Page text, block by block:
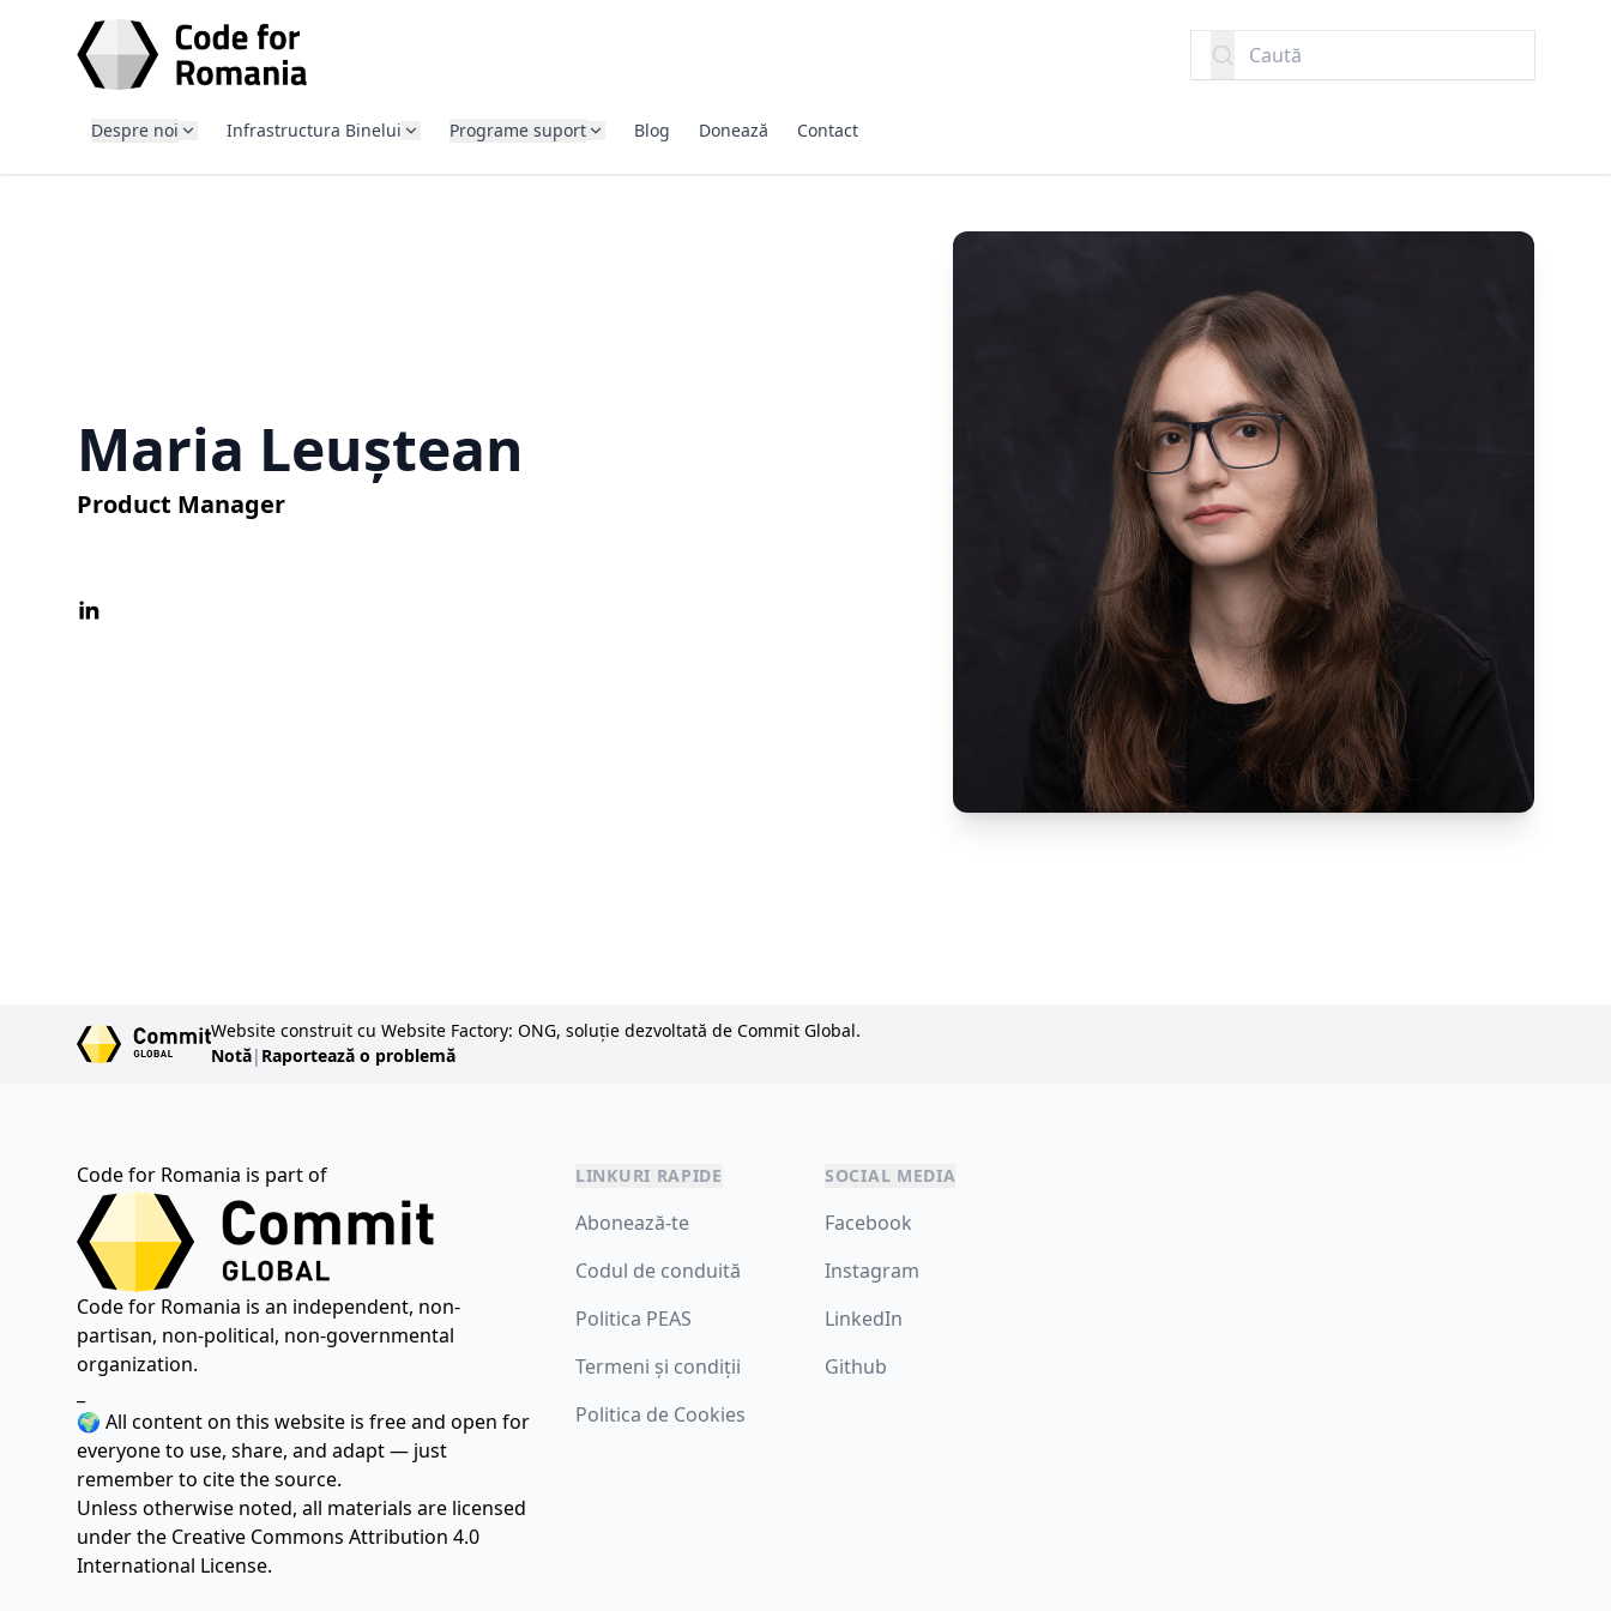
Caută
Despre noi Infrastructura Binelui Programe suport Blog Donează Contact
Maria Leuștean
Product Manager
LinkedIn
Website construit cu Website Factory: ONG, soluție dezvoltată de Commit Global.
Notă| Raportează o problemă
Code for Romania is part of
Code for Romania is an independent, non-
partisan, non-political, non-governmental
organization.
🌍 All content on this website is free and open for
everyone to use, share, and adapt — just
remember to cite the source.
Unless otherwise noted, all materials are licensed
under the Creative Commons Attribution 4.0
International License.
LINKURI RAPIDE
Abonează-te
Codul de conduită
Politica PEAS
Termeni și condiții
Politica de Cookies
SOCIAL MEDIA
Facebook
Instagram
LinkedIn
Github